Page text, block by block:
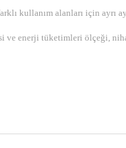
kullanım alanları için ayrı
ve enerji tüketimleri ölçeği,